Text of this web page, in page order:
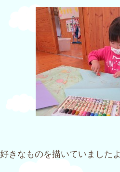
好きなものを描いていましたよ